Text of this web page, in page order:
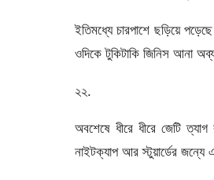
ইতিমধ্যে চারপাশে ছড়িয়ে
ওদিকে টুকিটাকি জিনিস আনা
২২.
অবশেষে ধীরে ধীরে জেটি
নাইটক্যাপ আর স্টুয়ার্ডের জন্যে